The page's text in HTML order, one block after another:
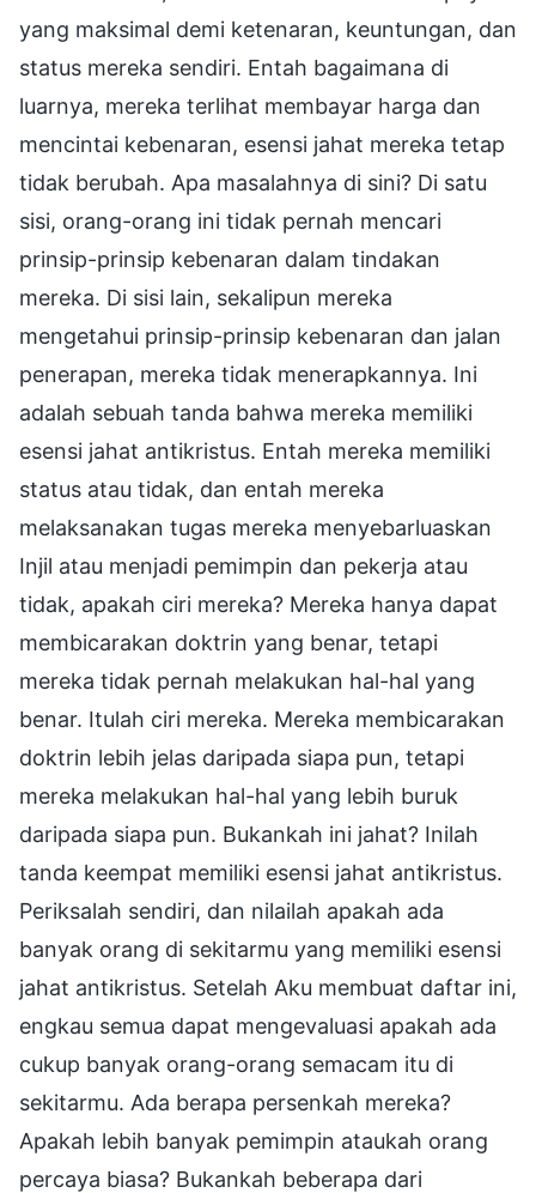
yang maksimal demi ketenaran, keuntungan, dan
status mereka sendiri. Entah bagaimana di
luarnya, mereka terlihat membayar harga dan
mencintai kebenaran, esensi jahat mereka tetap
tidak berubah. Apa masalahnya di sini? Di satu
sisi, orang-orang ini tidak pernah mencari
prinsip-prinsip kebenaran dalam tindakan
mereka. Di sisi lain, sekalipun mereka
mengetahui prinsip-prinsip kebenaran dan jalan
penerapan, mereka tidak menerapkannya. Ini
adalah sebuah tanda bahwa mereka memiliki
esensi jahat antikristus. Entah mereka memiliki
status atau tidak, dan entah mereka
melaksanakan tugas mereka menyebarluaskan
Injil atau menjadi pemimpin dan pekerja atau
tidak, apakah ciri mereka? Mereka hanya dapat
membicarakan doktrin yang benar, tetapi
mereka tidak pernah melakukan hal-hal yang
benar. Itulah ciri mereka. Mereka membicarakan
doktrin lebih jelas daripada siapa pun, tetapi
mereka melakukan hal-hal yang lebih buruk
daripada siapa pun. Bukankah ini jahat? Inilah
tanda keempat memiliki esensi jahat antikristus.
Periksalah sendiri, dan nilailah apakah ada
banyak orang di sekitarmu yang memiliki esensi
jahat antikristus. Setelah Aku membuat daftar ini,
engkau semua dapat mengevaluasi apakah ada
cukup banyak orang-orang semacam itu di
sekitarmu. Ada berapa persenkah mereka?
Apakah lebih banyak pemimpin ataukah orang
percaya biasa? Bukankah beberapa dari